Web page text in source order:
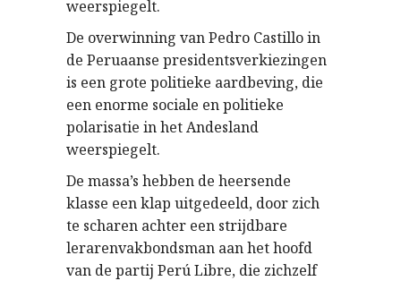
weerspiegelt.
De overwinning van Pedro Castillo in
de Peruaanse presidentsverkiezingen
is een grote politieke aardbeving, die
een enorme sociale en politieke
polarisatie in het Andesland
weerspiegelt.
De massa’s hebben de heersende
klasse een klap uitgedeeld, door zich
te scharen achter een strijdbare
lerarenvakbondsman aan het hoofd
van de partij Perú Libre, die zichzelf